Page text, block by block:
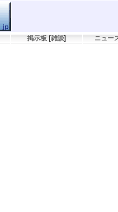
掲示板 [雑談] ニュー